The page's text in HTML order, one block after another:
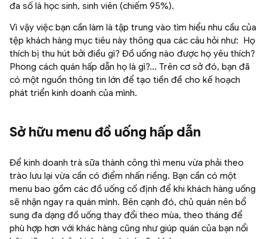
đa số là học sinh, sinh viên (chiếm 95%).
Vì vậy việc bạn cần làm là tập trung vào tìm hiểu nhu cầu của
tệp khách hàng mục tiêu này thông qua các câu hỏi như: Họ
thích bị thu hút bởi điều gì? Đồ uống nào được họ yêu thích?
Phong cách quán hấp dẫn họ là gì?... Trên cơ sở đó, bạn đã
có một nguồn thông tin lớn để tạo tiền đề cho kế hoạch
phát triển kinh doanh của mình.
Sở hữu menu đồ uống hấp dẫn
Để kinh doanh trà sữa thành công thì menu vừa phải theo
trào lưu lại vừa cần có điểm nhấn riềng. Bạn cần có một
menu bao gồm các đồ uống cố định để khi khách hàng uống
sẽ nhận ngay ra quán mình. Bên cạnh đó, chủ quán nên bổ
sung đa dạng đồ uống thay đổi theo mùa, theo tháng để
phù hợp hơn với khác hàng cũng như giúp quán của bạn nổi